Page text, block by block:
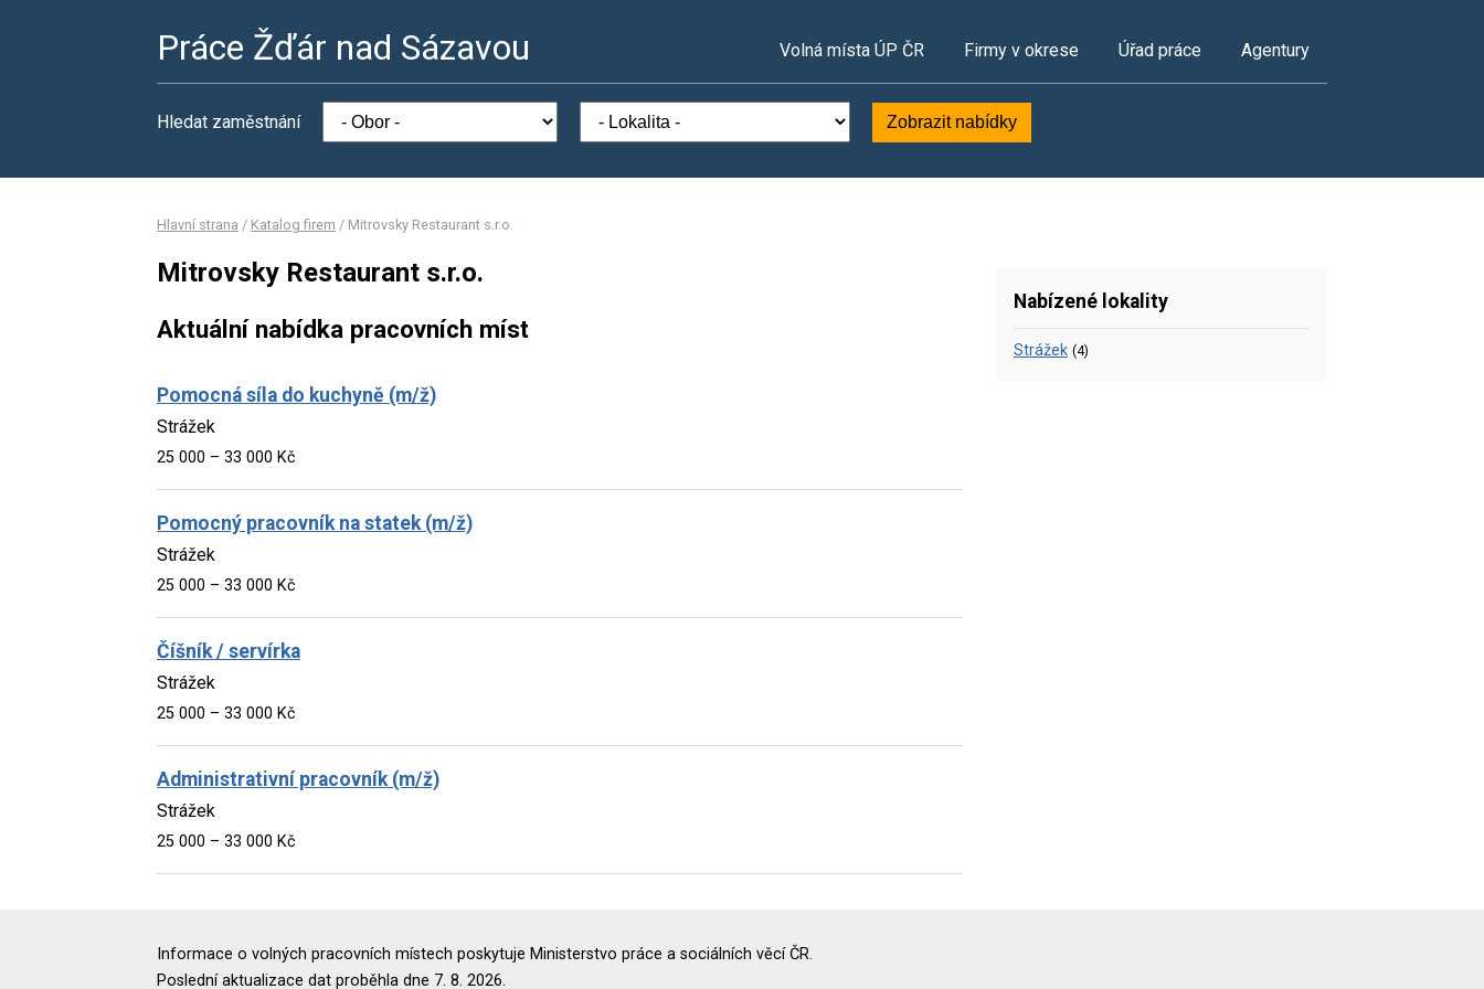
Práce Žďár nad Sázavou Volná místa ÚP ČR Firmy v okrese Úřad práce Agentury
Hledat zaměstnání Zobrazit nabídky
Hlavní strana / Katalog firem / Mitrovsky Restaurant s.r.o.
Mitrovsky Restaurant s.r.o.
Aktuální nabídka pracovních míst
Pomocná síla do kuchyně (m/ž)
Strážek
25 000 – 33 000 Kč
Pomocný pracovník na statek (m/ž)
Strážek
25 000 – 33 000 Kč
Číšník / servírka
Strážek
25 000 – 33 000 Kč
Administrativní pracovník (m/ž)
Strážek
25 000 – 33 000 Kč
Nabízené lokality
Strážek (4)
Informace o volných pracovních místech poskytuje Ministerstvo práce a sociálních věcí ČR.
Poslední aktualizace dat proběhla dne 7. 8. 2026.